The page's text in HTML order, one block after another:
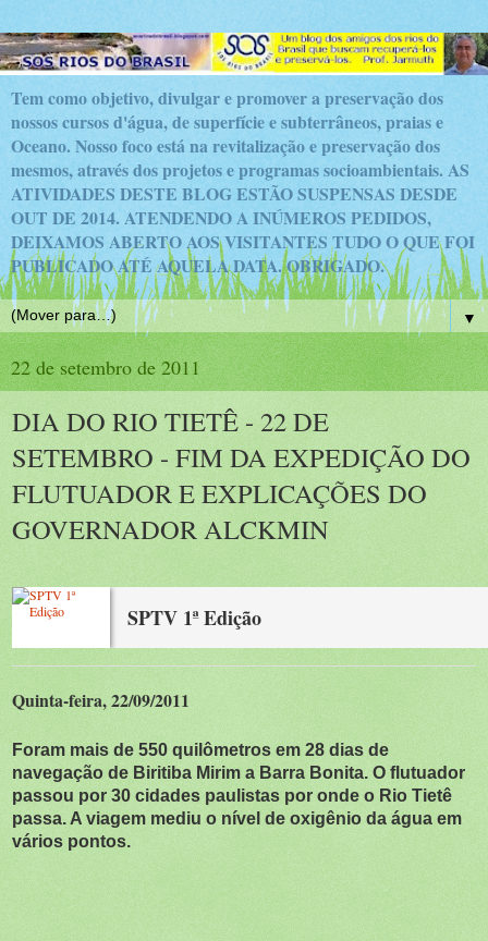
Tem como objetivo, divulgar e promover a preservação dos
nossos cursos d'água, de superfície e subterrâneos, praias e
Oceano. Nosso foco está na revitalização e preservação dos
mesmos, através dos projetos e programas socioambientais. AS
ATIVIDADES DESTE BLOG ESTÃO SUSPENSAS DESDE
OUT DE 2014. ATENDENDO A INÚMEROS PEDIDOS,
DEIXAMOS ABERTO AOS VISITANTES TUDO O QUE FOI
PUBLICADO ATÉ AQUELA DATA. OBRIGADO.
▼
22 de setembro de 2011
DIA DO RIO TIETÊ - 22 DE
SETEMBRO - FIM DA EXPEDIÇÃO DO
FLUTUADOR E EXPLICAÇÕES DO
GOVERNADOR ALCKMIN
SPTV 1ª Edição
Quinta-feira, 22/09/2011
Foram mais de 550 quilômetros em 28 dias de
navegação de Biritiba Mirim a Barra Bonita. O flutuador
passou por 30 cidades paulistas por onde o Rio Tietê
passa. A viagem mediu o nível de oxigênio da água em
vários pontos.